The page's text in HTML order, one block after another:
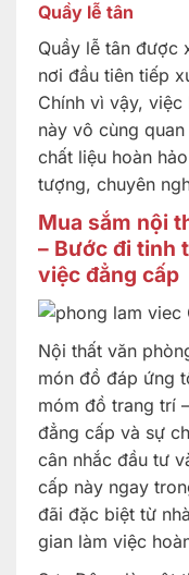
Quầy lễ tân
Quầy lễ tân được
nơi đầu tiên tiếp
Chính vì vậy,
này vô cùng
chất liệu hoàn
tượng, chuyên
Mua sắm nội
– Bước đi tinh
việc đẳng cấp
Nội thất văn
món đồ đáp ứng
móm đồ trang trí
đẳng cấp và sự
cân nhắc đầu tư
cấp này ngay
đãi đặc biệt từ
gian làm việc